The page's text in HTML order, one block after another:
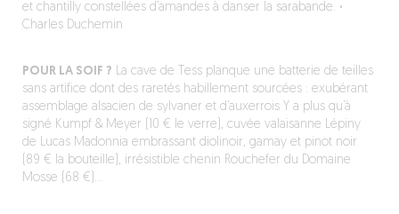
et chantilly constellées d’amandes à danser la sarabande. ·
Charles Duchemin
POUR LA SOIF ? La cave de Tess planque une batterie de teilles
sans artifice dont des raretés habillement sourcées : exubérant
assemblage alsacien de sylvaner et d’auxerrois Y a plus qu’à
signé Kumpf & Meyer (10 € le verre), cuvée valaisanne Lépiny
de Lucas Madonnia embrassant diolinoir, gamay et pinot noir
(89 € la bouteille), irrésistible chenin Rouchefer du Domaine
Mosse (68 €)…